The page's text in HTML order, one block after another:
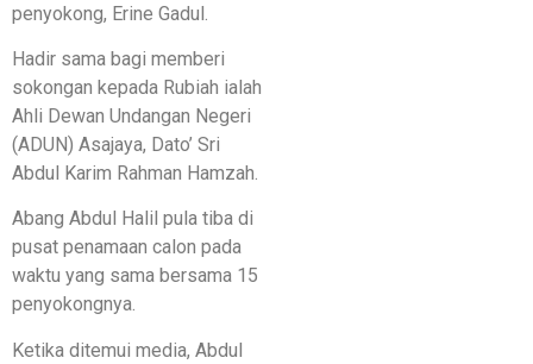
penyokong, Erine Gadul.
Hadir sama bagi memberi
sokongan kepada Rubiah ialah
Ahli Dewan Undangan Negeri
(ADUN) Asajaya, Dato’ Sri
Abdul Karim Rahman Hamzah.
Abang Abdul Halil pula tiba di
pusat penamaan calon pada
waktu yang sama bersama 15
penyokongnya.
Ketika ditemui media, Abdul